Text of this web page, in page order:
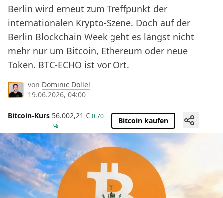
Berlin wird erneut zum Treffpunkt der
internationalen Krypto-Szene. Doch auf der
Berlin Blockchain Week geht es längst nicht
mehr nur um Bitcoin, Ethereum oder neue
Token. BTC-ECHO ist vor Ort.
von Dominic Döllel
19.06.2026, 04:00
Bitcoin-Kurs 56.002,21 € 0.70
%
Bitcoin kaufen